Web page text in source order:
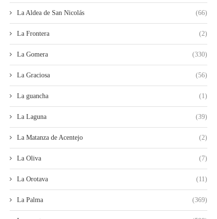
La Aldea de San Nicolás (66)
La Frontera (2)
La Gomera (330)
La Graciosa (56)
La guancha (1)
La Laguna (39)
La Matanza de Acentejo (2)
La Oliva (7)
La Orotava (11)
La Palma (369)